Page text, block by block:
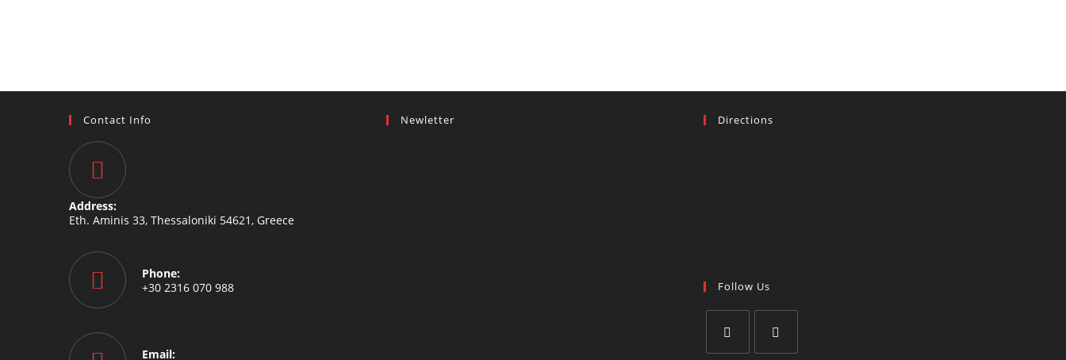
Contact Info
Address:
Eth. Aminis 33, Thessaloniki 54621, Greece
Phone:
+30 2316 070 988
Email:
Newletter Directions
Follow Us